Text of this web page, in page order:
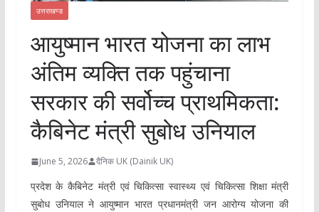
उत्तराखण्ड
आयुष्मान भारत योजना का लाभ
अंतिम व्यक्ति तक पहुंचाना
सरकार की सर्वोच्च प्राथमिकता:
कैबिनेट मंत्री सुबोध उनियाल
June 5, 2026 दैनिक UK (Dainik UK)
प्रदेश के कैबिनेट मंत्री एवं चिकित्सा स्वास्थ्य एवं चिकित्सा शिक्षा मंत्री
सुबोध उनियाल ने आयुष्मान भारत प्रधानमंत्री जन आरोग्य योजना की